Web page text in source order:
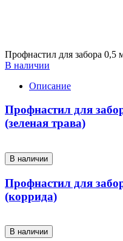
Профнастил для забора
В наличии
Описание
Профнастил для
(зеленая трава)
В наличии
Профнастил для
(коррида)
В наличии